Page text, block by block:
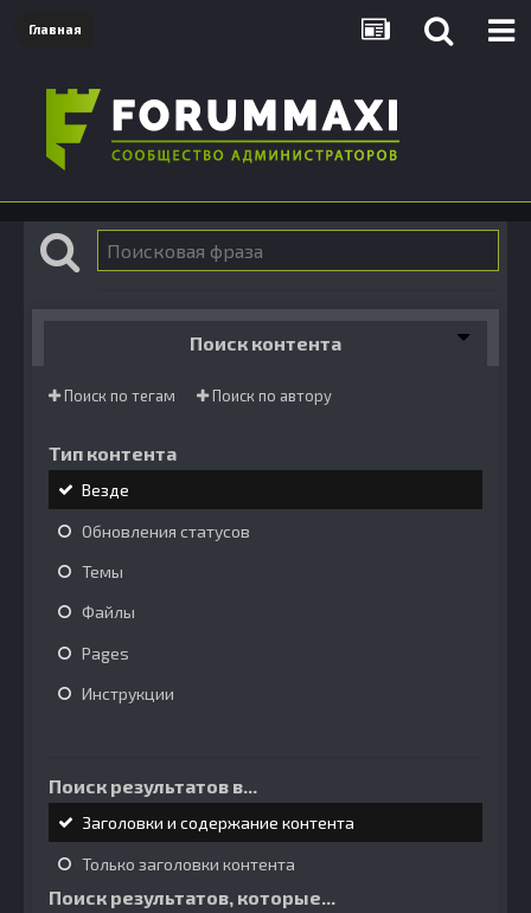
Главная
Поиск контента
Поиск по тегам Поиск по автору
Тип контента
Везде
Обновления статусов
Темы
Файлы
Pages
Инструкции
Поиск результатов в...
Заголовки и содержание контента
Только заголовки контента
Поиск результатов, которые...